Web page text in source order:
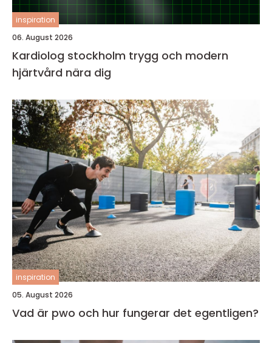
inspiration
06. August 2026
Kardiolog stockholm trygg och modern
hjärtvård nära dig
inspiration
05. August 2026
Vad är pwo och hur fungerar det egentligen?